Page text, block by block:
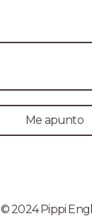
Me apunto
© 2024 Pippi